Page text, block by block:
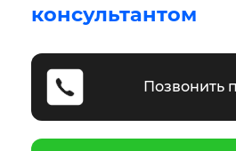
консультантом
Позвонить